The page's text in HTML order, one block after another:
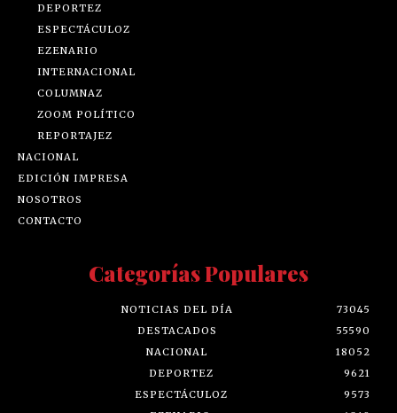
DEPORTEZ
ESPECTÁCULOZ
EZENARIO
INTERNACIONAL
COLUMNAZ
ZOOM POLÍTICO
REPORTAJEZ
NACIONAL
EDICIÓN IMPRESA
NOSOTROS
CONTACTO
Categorías Populares
NOTICIAS DEL DÍA
73045
DESTACADOS
55590
NACIONAL
18052
DEPORTEZ
9621
ESPECTÁCULOZ
9573